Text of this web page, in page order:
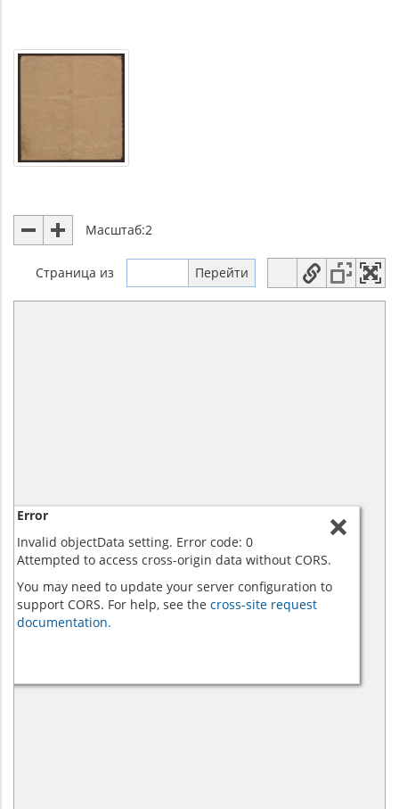
Масштаб:2
Страница из
Error
Invalid objectData setting. Error code: 0
Attempted to access cross-origin data without CORS.
You may need to update your server configuration to
support CORS. For help, see the cross-site request
documentation.